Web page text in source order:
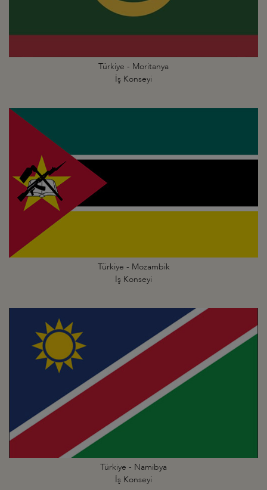
Türkiye - Moritanya
İş Konseyi
Türkiye - Mozambik
İş Konseyi
Türkiye - Namibya
İş Konseyi